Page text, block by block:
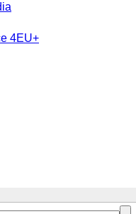
4EU+